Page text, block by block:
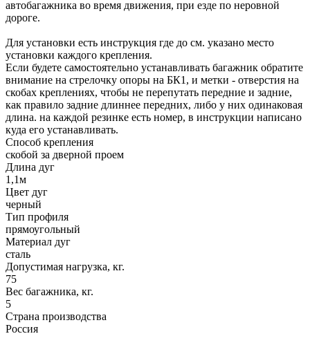
автобагажника во время движения, при езде по неровной
дороге.
Для установки есть инструкция где до см. указано место
установки каждого крепления.
Если будете самостоятельно устанавливать багажник обратите
внимание на стрелочку опоры на БК1, и метки - отверстия на
скобах креплениях, чтобы не перепутать передние и задние,
как правило задние длиннее передних, либо у них одинаковая
длина. на каждой резинке есть номер, в инструкции написано
куда его устанавливать.
Способ крепления
скобой за дверной проем
Длина дуг
1,1м
Цвет дуг
черный
Тип профиля
прямоугольный
Материал дуг
сталь
Допустимая нагрузка, кг.
75
Вес багажника, кг.
5
Страна производства
Россия